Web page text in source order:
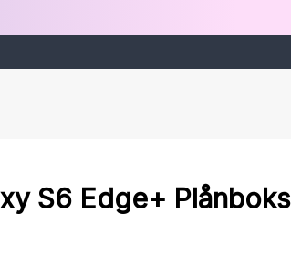
S6 Edge+